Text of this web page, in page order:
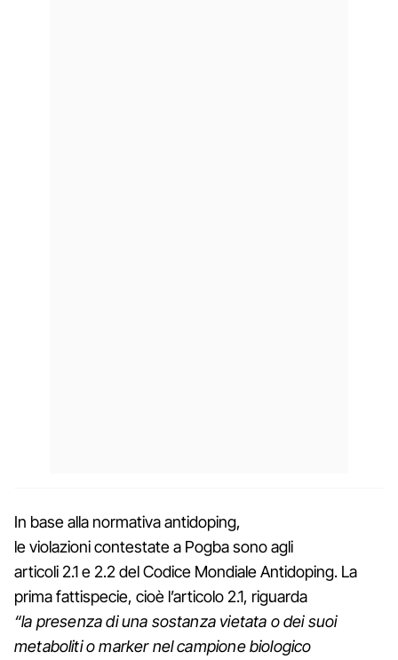
In base alla normativa antidoping,
le violazioni contestate a Pogba sono agli
articoli 2.1 e 2.2 del Codice Mondiale Antidoping. La
prima fattispecie, cioè l’articolo 2.1, riguarda
“la presenza di una sostanza vietata o dei suoi
metaboliti o marker nel campione biologico